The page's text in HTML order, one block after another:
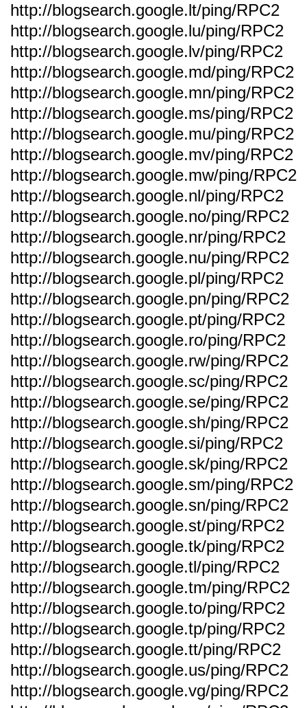
http://blogsearch.google.lt/ping/RPC2
http://blogsearch.google.lu/ping/RPC2
http://blogsearch.google.lv/ping/RPC2
http://blogsearch.google.md/ping/RPC2
http://blogsearch.google.mn/ping/RPC2
http://blogsearch.google.ms/ping/RPC2
http://blogsearch.google.mu/ping/RPC2
http://blogsearch.google.mv/ping/RPC2
http://blogsearch.google.mw/ping/RPC2
http://blogsearch.google.nl/ping/RPC2
http://blogsearch.google.no/ping/RPC2
http://blogsearch.google.nr/ping/RPC2
http://blogsearch.google.nu/ping/RPC2
http://blogsearch.google.pl/ping/RPC2
http://blogsearch.google.pn/ping/RPC2
http://blogsearch.google.pt/ping/RPC2
http://blogsearch.google.ro/ping/RPC2
http://blogsearch.google.rw/ping/RPC2
http://blogsearch.google.sc/ping/RPC2
http://blogsearch.google.se/ping/RPC2
http://blogsearch.google.sh/ping/RPC2
http://blogsearch.google.si/ping/RPC2
http://blogsearch.google.sk/ping/RPC2
http://blogsearch.google.sm/ping/RPC2
http://blogsearch.google.sn/ping/RPC2
http://blogsearch.google.st/ping/RPC2
http://blogsearch.google.tk/ping/RPC2
http://blogsearch.google.tl/ping/RPC2
http://blogsearch.google.tm/ping/RPC2
http://blogsearch.google.to/ping/RPC2
http://blogsearch.google.tp/ping/RPC2
http://blogsearch.google.tt/ping/RPC2
http://blogsearch.google.us/ping/RPC2
http://blogsearch.google.vg/ping/RPC2